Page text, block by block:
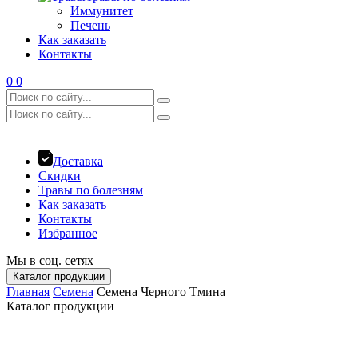
Иммунитет
Печень
Как заказать
Контакты
0 0
Доставка
Скидки
Травы по болезням
Как заказать
Контакты
Избранное
Мы в соц. сетях
Каталог продукции
Главная Семена Семена Черного Тмина
Каталог продукции